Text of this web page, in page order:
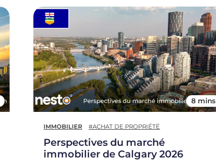
8 mins
IMMOBILIER #ACHAT DE PROPRIÉTÉ
Perspectives du marché
immobilier de Calgary 2026